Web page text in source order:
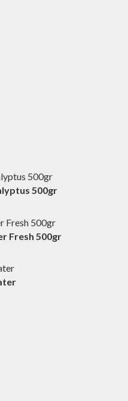
500gr
Fresh 500gr